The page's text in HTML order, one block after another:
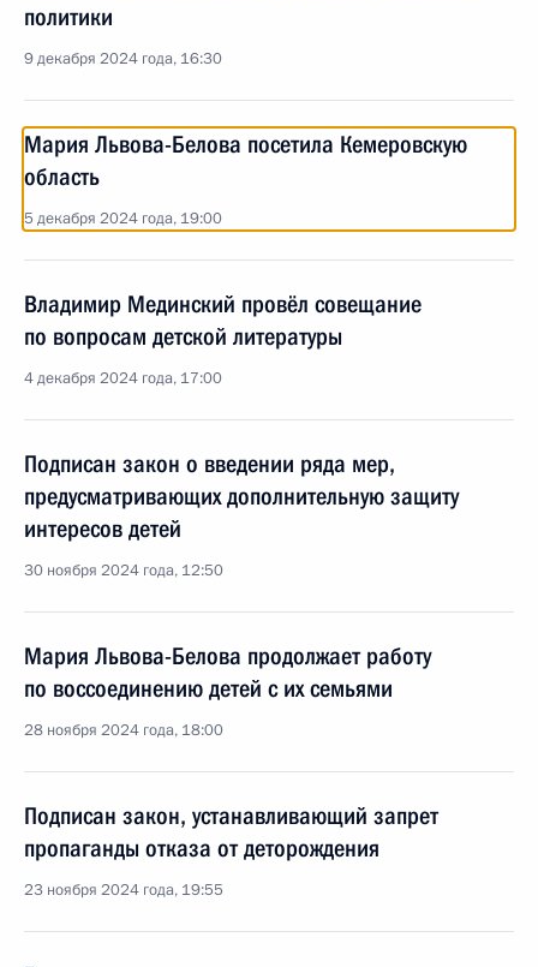
политики
9 декабря 2024 года, 16:30
Мария Львова-Белова посетила Кемеровскую
область
5 декабря 2024 года, 19:00
Владимир Мединский провёл совещание
по вопросам детской литературы
4 декабря 2024 года, 17:00
Подписан закон о введении ряда мер,
предусматривающих дополнительную защиту
интересов детей
30 ноября 2024 года, 12:50
Мария Львова-Белова продолжает работу
по воссоединению детей с их семьями
28 ноября 2024 года, 18:00
Подписан закон, устанавливающий запрет
пропаганды отказа от деторождения
23 ноября 2024 года, 19:55